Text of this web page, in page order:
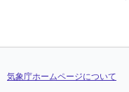
気象庁ホームページについて